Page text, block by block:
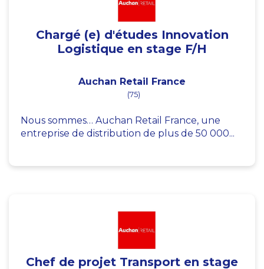
Chargé (e) d'études Innovation
Logistique en stage F/H
Auchan Retail France
(75)
Nous sommes… Auchan Retail France, une
entreprise de distribution de plus de 50 000...
Chef de projet Transport en stage